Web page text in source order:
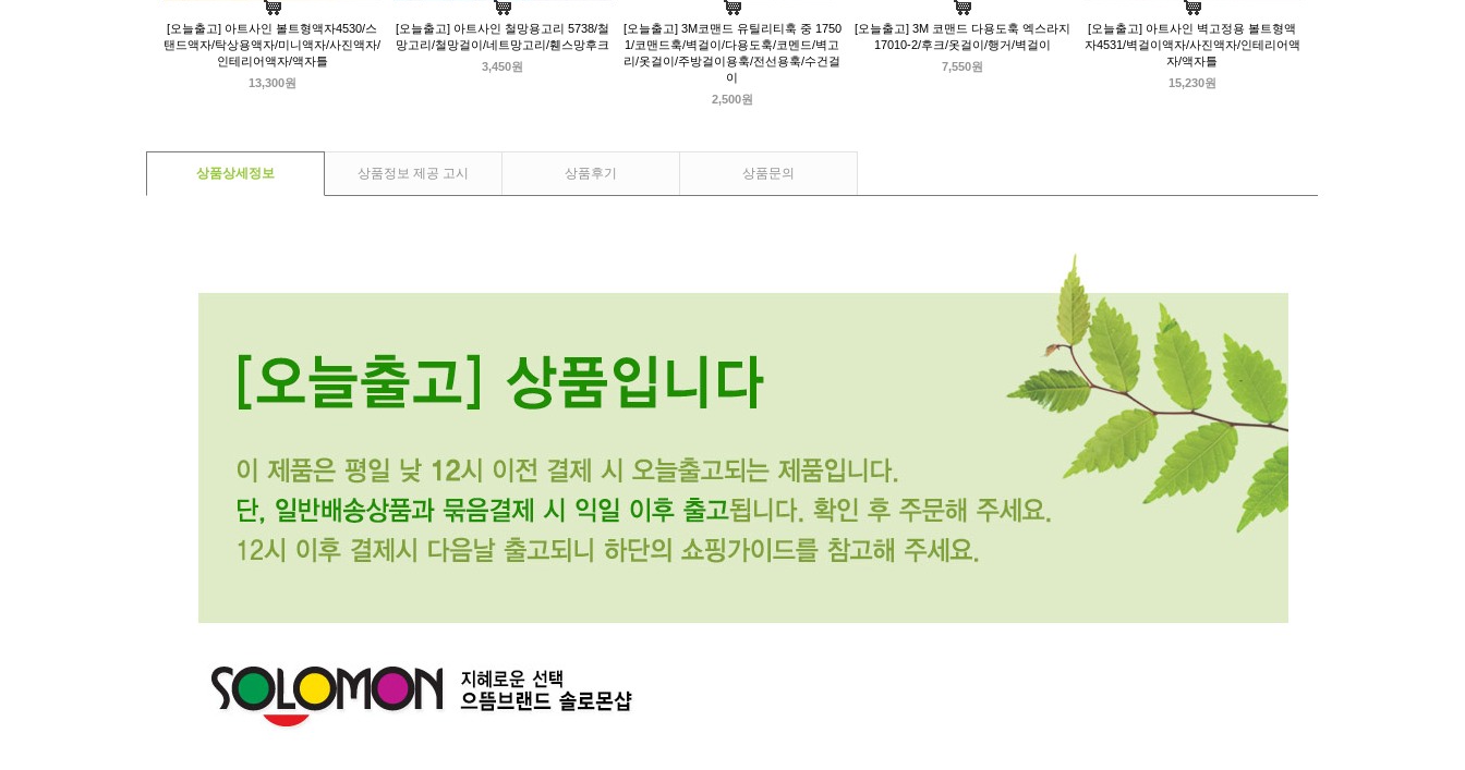
[오늘출고] 아트사인 볼트형액자4530/스
탠드액자/탁상용액자/미니액자/사진액자/
인테리어액자/액자틀
13,300원
[오늘출고] 아트사인 철망용고리 5738/철
망고리/철망걸이/네트망고리/휀스망후크
3,450원
[오늘출고] 3M코맨드 유틸리티훅 중 1750
1/코맨드훅/벽걸이/다용도훅/코멘드/벽고
리/옷걸이/주방걸이용훅/전선용훅/수건걸
이
2,500원
[오늘출고] 3M 코맨드 다용도훅 엑스라지
17010-2/후크/옷걸이/행거/벽걸이
7,550원
[오늘출고] 아트사인 벽고정용 볼트형액
자4531/벽걸이액자/사진액자/인테리어액
자/액자틀
15,230원
상품상세정보 상품정보 제공 고시 상품후기 상품문의